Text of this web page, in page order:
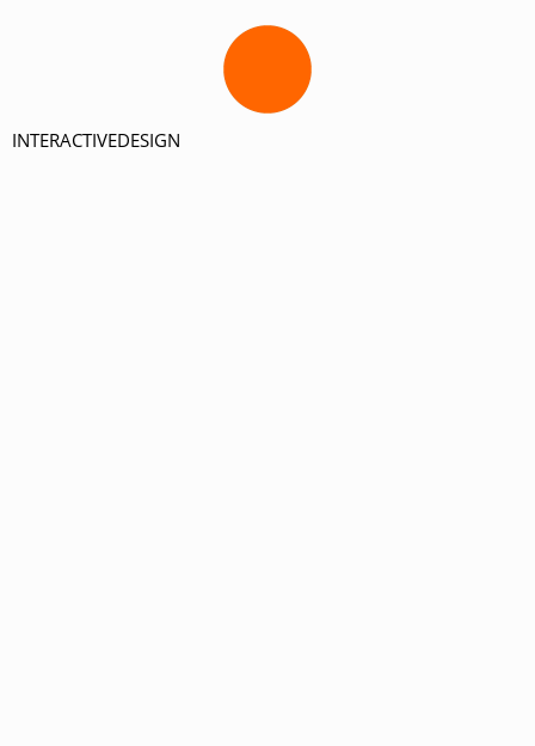
INTERACTIVEDESIGN